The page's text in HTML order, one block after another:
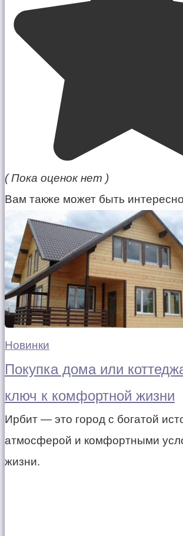
( Пока оценок нет )
Вам также может быть интересно
Новинки
Покупка дома или
ключ к комфортной жизни
Ирбит — это город с богатой
атмосферой и комфортными
жизни.